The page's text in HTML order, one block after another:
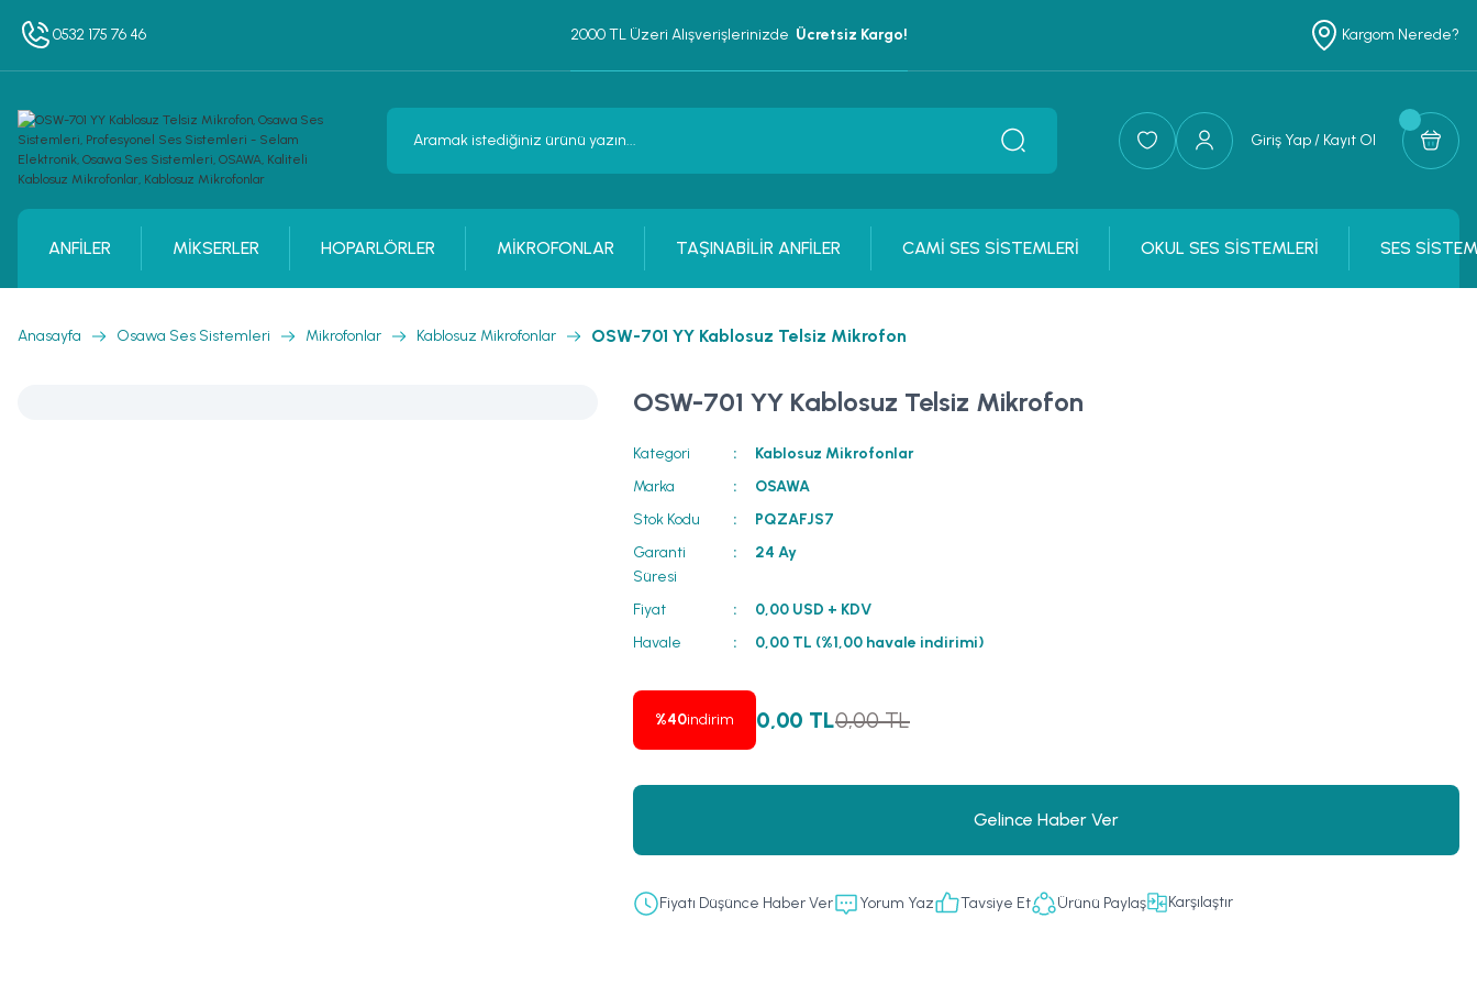
0532 175 76 46 2000 TL Üzeri Alışverişlerinizde Ücretsiz Kargo! Kargom Nerede?
Giriş Yap / Kayıt Ol
ANFİLER MİKSERLER HOPARLÖRLER MİKROFONLAR TAŞINABİLİR ANFİLER CAMİ SES SİSTEMLERİ OKUL SES SİSTEMLERİ SES
Anasayfa Osawa Ses Sistemleri Mikrofonlar Kablosuz Mikrofonlar OSW-701 YY Kablosuz Telsiz Mikrofon
OSW-701 YY Kablosuz Telsiz Mikrofon
Kategori
Kablosuz Mikrofonlar
Marka
OSAWA
Stok Kodu
PQZAFJS7
Garanti
Süresi
24 Ay
Fiyat
0,00 USD + KDV
Havale
0,00 TL (%1,00 havale indirimi)
%40indirim 0,00 TL0,00 TL
Gelince Haber Ver
Fiyatı Düşünce Haber Ver Yorum Yaz Tavsiye Et Ürünü Paylaş Karşılaştır